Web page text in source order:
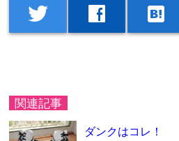
twitter facebook hatenabookmark
関連記事
ダンクはコレ！